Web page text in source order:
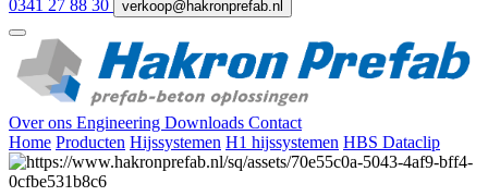
0341 27 88 30
verkoop@hakronprefab.nl
Over ons Engineering Downloads Contact
Home Producten Hijssystemen H1 hijssystemen HBS Dataclip